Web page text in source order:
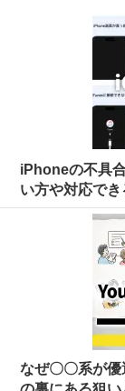
iPhoneの不具
い方や対応で
なぜ〇〇系が優